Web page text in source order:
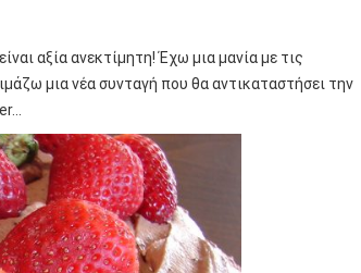
αξία ανεκτίμητη! Έχω μια μανία με τις
μια νέα συνταγή που θα αντικαταστήσει την